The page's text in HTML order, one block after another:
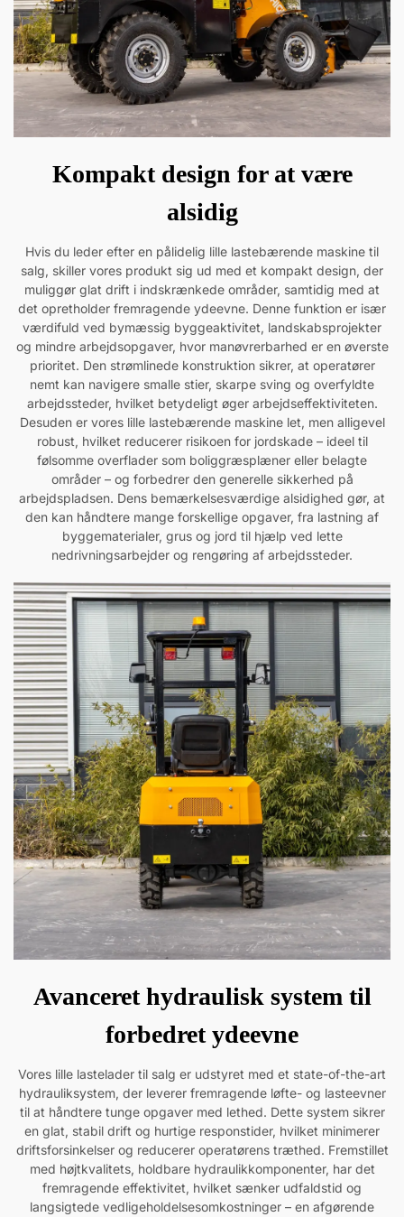
Kompakt design for at være
alsidig
Hvis du leder efter en pålidelig lille lastebærende maskine til
salg, skiller vores produkt sig ud med et kompakt design, der
muliggør glat drift i indskrænkede områder, samtidig med at
det opretholder fremragende ydeevne. Denne funktion er især
værdifuld ved bymæssig byggeaktivitet, landskabsprojekter
og mindre arbejdsopgaver, hvor manøvrerbarhed er en øverste
prioritet. Den strømlinede konstruktion sikrer, at operatører
nemt kan navigere smalle stier, skarpe sving og overfyldte
arbejdssteder, hvilket betydeligt øger arbejdseffektiviteten.
Desuden er vores lille lastebærende maskine let, men alligevel
robust, hvilket reducerer risikoen for jordskade – ideel til
følsomme overflader som boliggræsplæner eller belagte
områder – og forbedrer den generelle sikkerhed på
arbejdspladsen. Dens bemærkelsesværdige alsidighed gør, at
den kan håndtere mange forskellige opgaver, fra lastning af
byggematerialer, grus og jord til hjælp ved lette
nedrivningsarbejder og rengøring af arbejdssteder.
Avanceret hydraulisk system til
forbedret ydeevne
Vores lille lastelader til salg er udstyret med et state-of-the-art
hydrauliksystem, der leverer fremragende løfte- og lasteevner
til at håndtere tunge opgaver med lethed. Dette system sikrer
en glat, stabil drift og hurtige responstider, hvilket minimerer
driftsforsinkelser og reducerer operatørens træthed. Fremstillet
med højtkvalitets, holdbare hydraulikkomponenter, har det
fremragende effektivitet, hvilket sænker udfaldstid og
langsigtede vedligeholdelsesomkostninger – en afgørende